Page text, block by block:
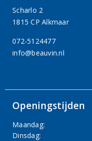
Scharlo 2
1815 CP Alkmaar
072-5124477
info@beauvin.nl
Openingstijden
Maandag:
Dinsdag: